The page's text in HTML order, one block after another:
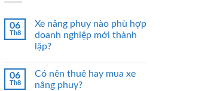
06
Th8
Xe nâng phuy nào phù hợp
doanh nghiệp mới thành
lập?
06
Th8
Có nên thuê hay mua xe
nâng phuy?